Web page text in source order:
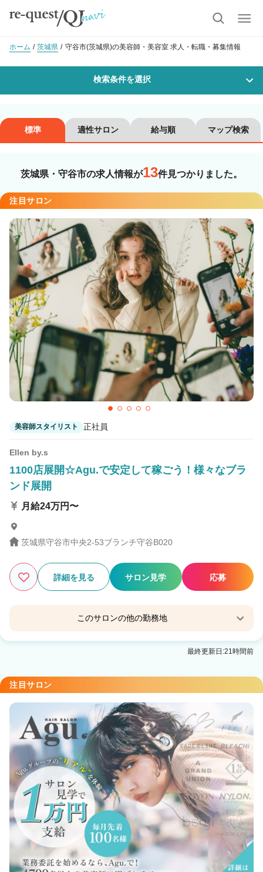
ホーム 茨城県 守谷市(茨城県)の美容師・美容室 求人・転職・募集情報
検索条件を選択
沿線・駅を選択 市区町村を選択
守谷市
職種・技能ランク
美容師スタイリスト 美容師アシスタント
カラーリスト フロント・レセプション
ヘアメイク・美容部員 アイリスト
ネイリスト エステティシャン
講師・インストラクター 営業・販売スタッフ・その他
雇用形態
正社員
業務委託・フリーランス
詳細条件
この条件の求人数13件
検索する
標準 適性サロン 給与順 マップ検索
茨城県・守谷市の求人情報が13件見つかりました。
注目サロン
美容師スタイリスト 正社員
Ellen by.s
1100店展開☆Agu.で安定して稼ごう！様々なブラ
ンド展開
月給24万円〜
茨城県守谷市中央2-53ブランチ守谷B020
詳細を見る サロン見学 応募
このサロンの他の勤務地
髪質改善salon Laily
最終更新日:21時間前
注目サロン